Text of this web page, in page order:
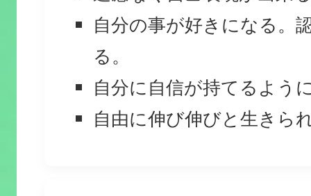
自分の事が好きになる。
る。
自分に自信が持てるよう
自由に伸び伸びと生きら